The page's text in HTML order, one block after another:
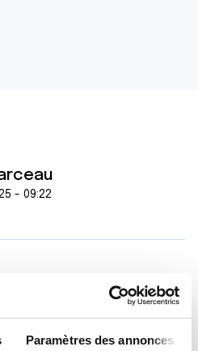
Paramètres des annonces
- 09:22
voir, je ne peux donc pas
votre question. Par
l'avis de l'un des médecins